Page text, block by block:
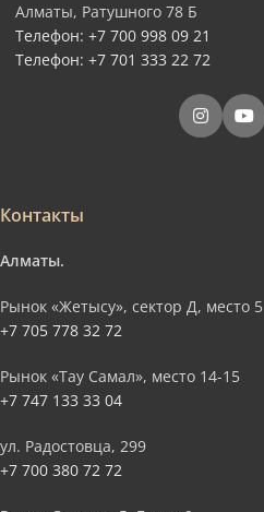
Алматы, Ратушного 78 Б
Телефон: +7 700 998 09 21
Телефон: +7 701 333 22 72
Контакты
Алматы.
Рынок «Жетысу», сектор Д, место 5
+7 705 778 32 72
Рынок «Тау Самал», место 14-15
+7 747 133 33 04
ул. Радостовца, 299
+7 700 380 72 72